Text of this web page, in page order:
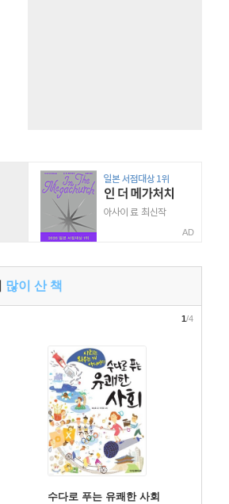
AD
많이 산 책
수다로 푸는 유쾌한 사회
1/4